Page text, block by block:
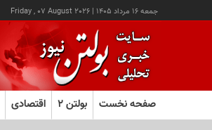
جمعه ۱۶ مرداد ۱۴۰۵ |
Friday , 07 August 2026
صفحه نخست بولتن ۲ اقتصادی